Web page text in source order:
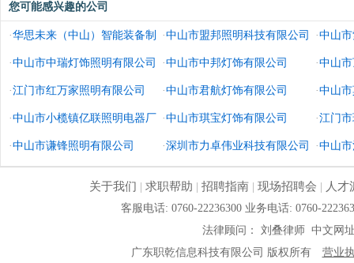
您可能感兴趣的公司
·华思未来（中山）智能装备制
造有限公司
·中山市盟邦照明科技有限公司 ·中山
·中山市中瑞灯饰照明有限公司 ·中山市中邦灯饰有限公司 ·中山
·江门市红万家照明有限公司 ·中山市君航灯饰有限公司 ·中山
·中山市小榄镇亿联照明电器厂 ·中山市琪宝灯饰有限公司 ·江门
·中山市谦锋照明有限公司 ·深圳市力卓伟业科技有限公司 ·中山
关于我们 | 求职帮助 | 招聘指南| 现场招聘会 | 人才
客服电话: 0760-22236300 业务电话: 0760-
法律顾问： 刘叠律师 中文网
广东职乾信息科技有限公司 版权所有
营业